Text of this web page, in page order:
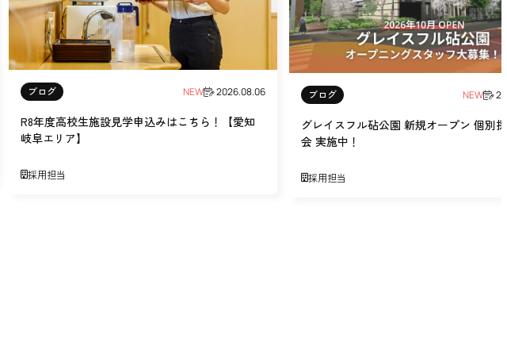
ブログ NEW 2026.08.06
R8年度高校生施設見学申込みはこちら！【愛知
岐阜エリア】
採用担当
ブログ NEW
グレイスフル砧公園 新規オープン 個別
会 実施中！
採用担当